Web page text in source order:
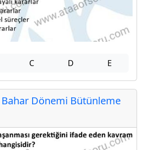
C D E
Dönemi Bütünleme